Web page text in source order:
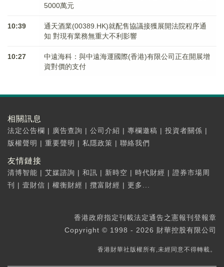
5000萬元
10:39
通天酒業(00389.HK)就配售協議接獲展開法院程序通
知 對現有業務無重大不利影響
10:27
中遠海科：與中遠海運國際(香港)有限公司正在開展增
資對價的支付
相關訊息
法定公告欄 | 廣告查詢 | 公司介紹 | 專欄邀稿 | 投資者關係 |
版權聲明 | 重要聲明 | 私隱政策 | 聯絡我們
友情鏈接
清博智能 | 艾媒諮詢 | 和訊 | 新時空 | 時代財經 | 證券市場周
刊
| 壹財信 | 權衡財經 | 攬富財經 | 更多...
香港政府指定刊載法定通告之憲報刊登報章
Copyright © 1998 - 2026 財華控股有限公司
香港財華社版權所有,未經同意不得轉載。